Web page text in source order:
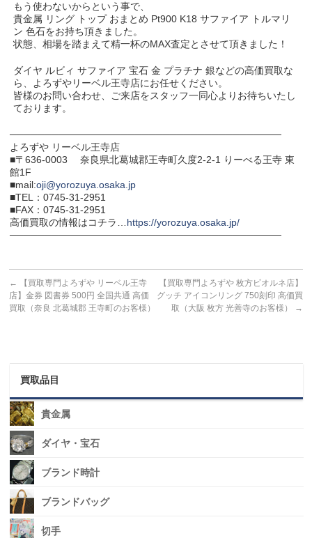
もう使わないからという事で、
貴金属 リング トップ おまとめ Pt900 K18 サファイア トルマリ
ン 色石をお持ち頂きました。
状態、相場を踏まえて精一杯のMAX査定とさせて頂きました！
ダイヤ ルビィ サファイア 宝石 金 プラチナ 銀などの高価買取な
ら、よろずやリーベル王寺店にお任せください。
皆様のお問い合わせ、ご来店をスタッフ一同心よりお待ちいたし
ております。
───────────────────────────────────────
よろずや リーベル王寺店
■〒636-0003 奈良県北葛城郡王寺町久度2-2-1 りーべる王寺 東
館1F
■mail:oji@yorozuya.osaka.jp
■TEL：0745-31-2951
■FAX：0745-31-2951
高価買取の情報はコチラ… https://yorozuya.osaka.jp/
───────────────────────────────────────
←
【買取専門よろずや リーベル王寺
店】金券 図書券 500円 全国共通 高価
買取（奈良 北葛城郡 王寺町のお客様）
【買取専門よろずや 枚方ビオルネ店】
グッチ アイコンリング 750刻印 高価買
取（大阪 枚方 光善寺のお客様）
→
買取品目
貴金属
ダイヤ・宝石
ブランド時計
ブランドバッグ
切手